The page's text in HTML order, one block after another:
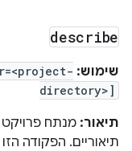
describe
שימוש:
directory>]
תיאור: